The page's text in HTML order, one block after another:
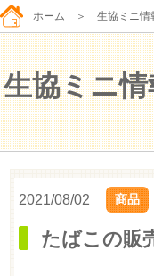
ホーム ＞ 生協ミニ情
生協ミニ
2021/08/02 商品
たばこの販